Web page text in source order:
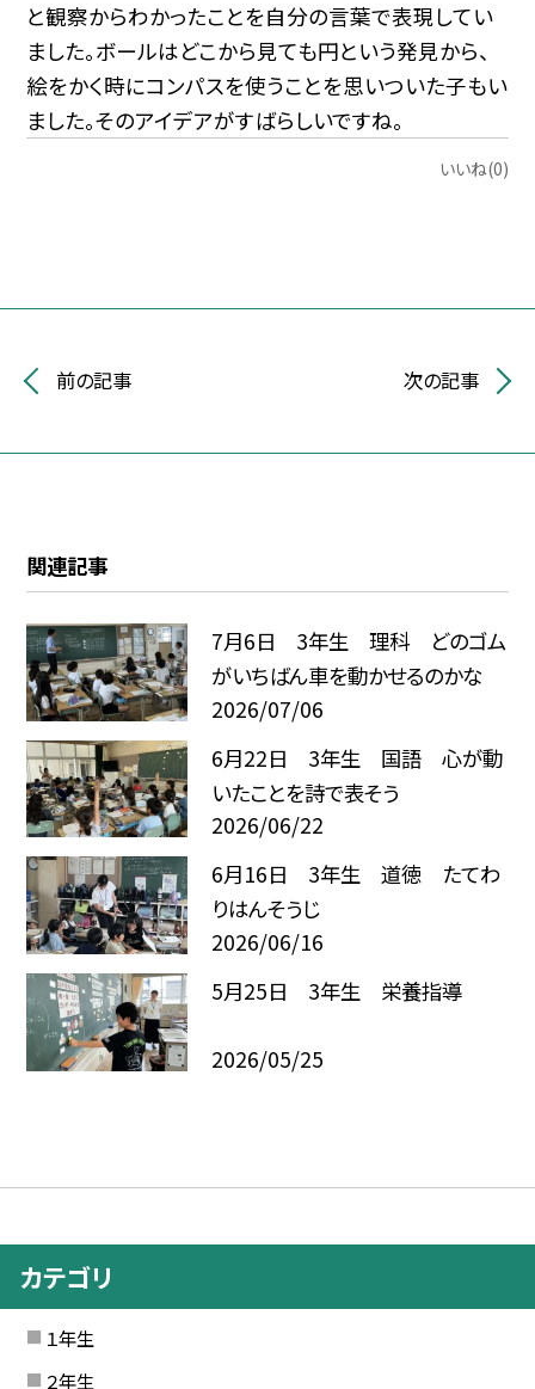
と観察からわかったことを自分の言葉で表現してい
ました。ボールはどこから見ても円という発見から、
絵をかく時にコンパスを使うことを思いついた子もい
ました。そのアイデアがすばらしいですね。
いいね(0)
前の記事 次の記事
関連記事
7月6日 3年生 理科 どのゴム
がいちばん車を動かせるのかな
2026/07/06
6月22日 3年生 国語 心が動
いたことを詩で表そう
2026/06/22
6月16日 3年生 道徳 たてわ
りはんそうじ
2026/06/16
5月25日 3年生 栄養指導
2026/05/25
カテゴリ
１年生
２年生